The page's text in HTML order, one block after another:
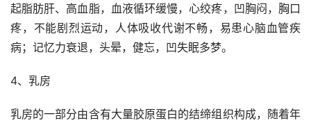
起脂肪肝、高血脂，血液循环缓慢，心绞疼，凹胸闷，胸口
疼，不能剧烈运动，人体吸收代谢不畅，易患心脑血管疾
病；记忆力衰退，头晕，健忘，凹失眠多梦。
4、乳房
乳房的一部分由含有大量胶原蛋白的结缔组织构成，随着年